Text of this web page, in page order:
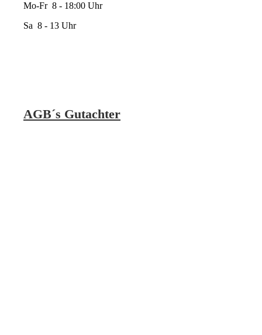
Mo-Fr 8 - 18:00 Uhr
Sa 8 - 13 Uhr
AGB´s Gutachter